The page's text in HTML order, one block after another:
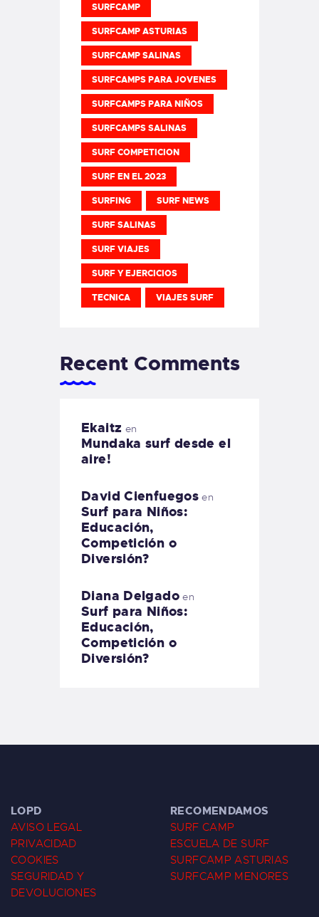
SURFCAMP
SURFCAMP ASTURIAS
SURFCAMP SALINAS
SURFCAMPS PARA JOVENES
SURFCAMPS PARA NIÑOS
SURFCAMPS SALINAS
SURF COMPETICION
SURF EN EL 2023
SURFING SURF NEWS
SURF SALINAS
SURF VIAJES
SURF Y EJERCICIOS
TECNICA VIAJES SURF
Recent Comments
Ekaitz en
Mundaka surf desde el
aire!
David Cienfuegos en
Surf para Niños:
Educación,
Competición o
Diversión?
Diana Delgadoen
Surf para Niños:
Educación,
Competición o
Diversión?
LOPD
AVISO LEGAL
PRIVACIDAD
COOKIES
SEGURIDAD Y
DEVOLUCIONES
RECOMENDAMOS
SURF CAMP
ESCUELA DE SURF
SURFCAMP ASTURIAS
SURFCAMP MENORES